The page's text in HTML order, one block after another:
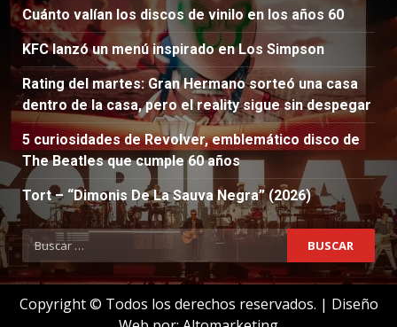
Cuánto valían los discos de vinilo en los años 60
KFC lanzó un menú inspirado en Los Simpson
Rating del martes: Gran Hermano sorteó una casa
dentro de la casa, pero el reality sigue sin despegar
5 curiosidades de Revolver, emblemático disco de
The Beatles que cumple 60 años
Tort – “Dimonis De La Sauva Negra” (2026)
Buscar:
Copyright © Todos los derechos reservados. | Diseño